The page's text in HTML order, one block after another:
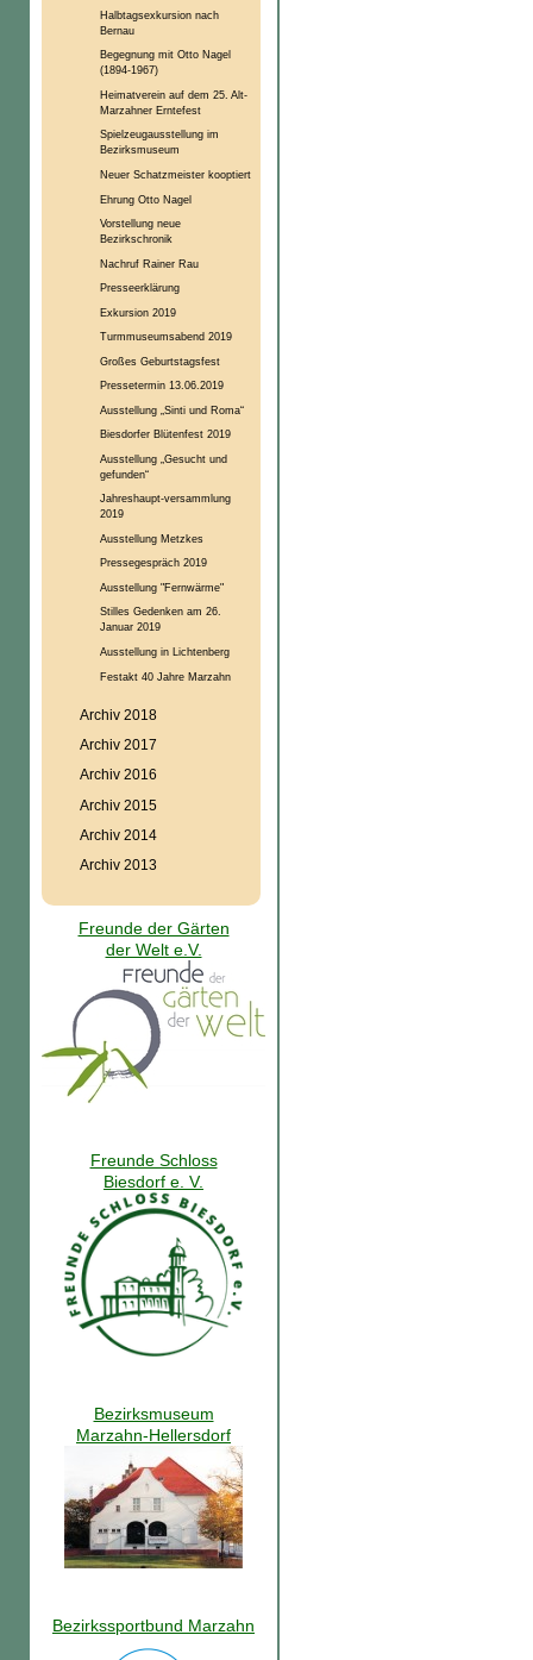
Halbtagsexkursion nach
Bernau
Begegnung mit Otto Nagel
(1894-1967)
Heimatverein auf dem 25. Alt-
Marzahner Erntefest
Spielzeugausstellung im
Bezirksmuseum
Neuer Schatzmeister kooptiert
Ehrung Otto Nagel
Vorstellung neue
Bezirkschronik
Nachruf Rainer Rau
Presseerklärung
Exkursion 2019
Turmmuseumsabend 2019
Großes Geburtstagsfest
Pressetermin 13.06.2019
Ausstellung „Sinti und Roma“
Biesdorfer Blütenfest 2019
Ausstellung „Gesucht und
gefunden“
Jahreshaupt-versammlung
2019
Ausstellung Metzkes
Pressegespräch 2019
Ausstellung "Fernwärme"
Stilles Gedenken am 26.
Januar 2019
Ausstellung in Lichtenberg
Festakt 40 Jahre Marzahn
Archiv 2018
Archiv 2017
Archiv 2016
Archiv 2015
Archiv 2014
Archiv 2013
Freunde der Gärten
der Welt e.V.
Freunde Schloss
Biesdorf e. V.
Bezirksmuseum
Marzahn-Hellersdorf
Bezirkssportbund Marzahn